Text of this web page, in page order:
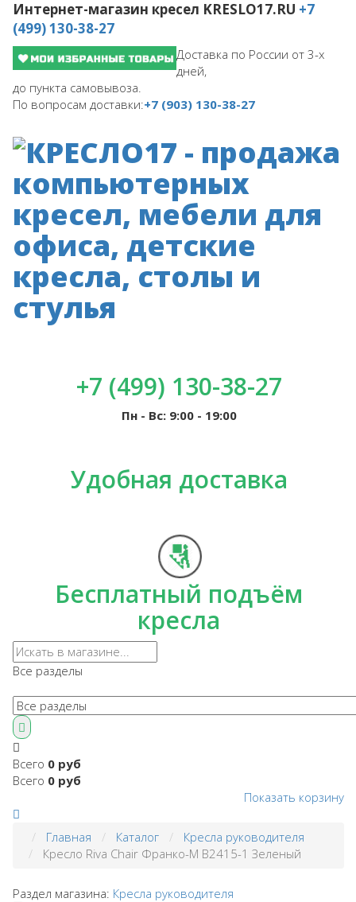
Интернет-магазин кресел KRESLO17.RU +7
(499) 130-38-27
Доставка по России от 3-х
дней,
до пункта самовывоза.
По вопросам доставки:+7 (903) 130-38-27
+7 (499) 130-38-27
Пн - Вс: 9:00 - 19:00
Удобная доставка
Бесплатный подъём
кресла
Все разделы
Всего 0 руб
Всего 0 руб
Показать корзину
Главная Каталог
Кресла руководителя
Кресло Riva Chair Франко-M B2415-1 Зеленый
Раздел магазина: Кресла руководителя